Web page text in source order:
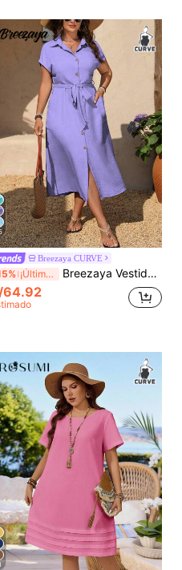
Breezaya CURVE
¡Últimos 3 días Breezaya Vestido de fiesta de unicolor con detalle de torsión en la cintura, adecuado para mujeres de talla grande. Vestidos de verano para mujeres, atuendos de vacaciones, atuendos de verano para mujeres, atuendos de vacaciones para mujeres
64.92